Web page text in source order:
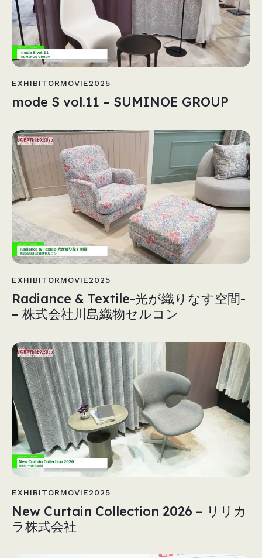
EXHIBITORMOVIE2025
mode S vol.11 – SUMINOE GROUP
EXHIBITORMOVIE2025
Radiance & Textile-光が織りなす空間-
– 株式会社川島織物セルコン
EXHIBITORMOVIE2025
New Curtain Collection 2026 – リリカ
ラ株式会社